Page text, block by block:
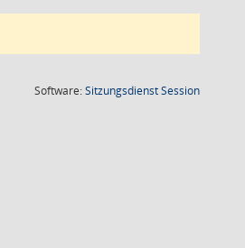
Software:SitzungsdienstSession(Wird in